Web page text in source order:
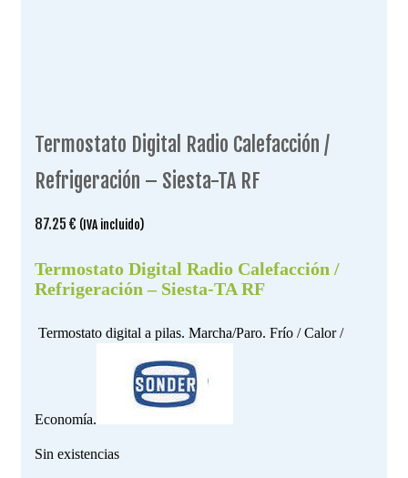
Termostato Digital Radio Calefacción /
Refrigeración – Siesta-TA RF
87.25 € (IVA incluido)
Termostato Digital Radio Calefacción /
Refrigeración – Siesta-TA RF
Termostato digital a pilas. Marcha/Paro. Frío / Calor /
Economía.
Sin existencias